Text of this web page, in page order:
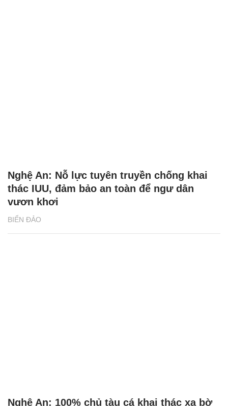
BIỂN ĐẢO
Nghệ An: Nỗ lực tuyên truyền chống khai
thác IUU, đảm bảo an toàn để ngư dân
vươn khơi
Nghệ An: 100% chủ tàu cá khai thác xa bờ